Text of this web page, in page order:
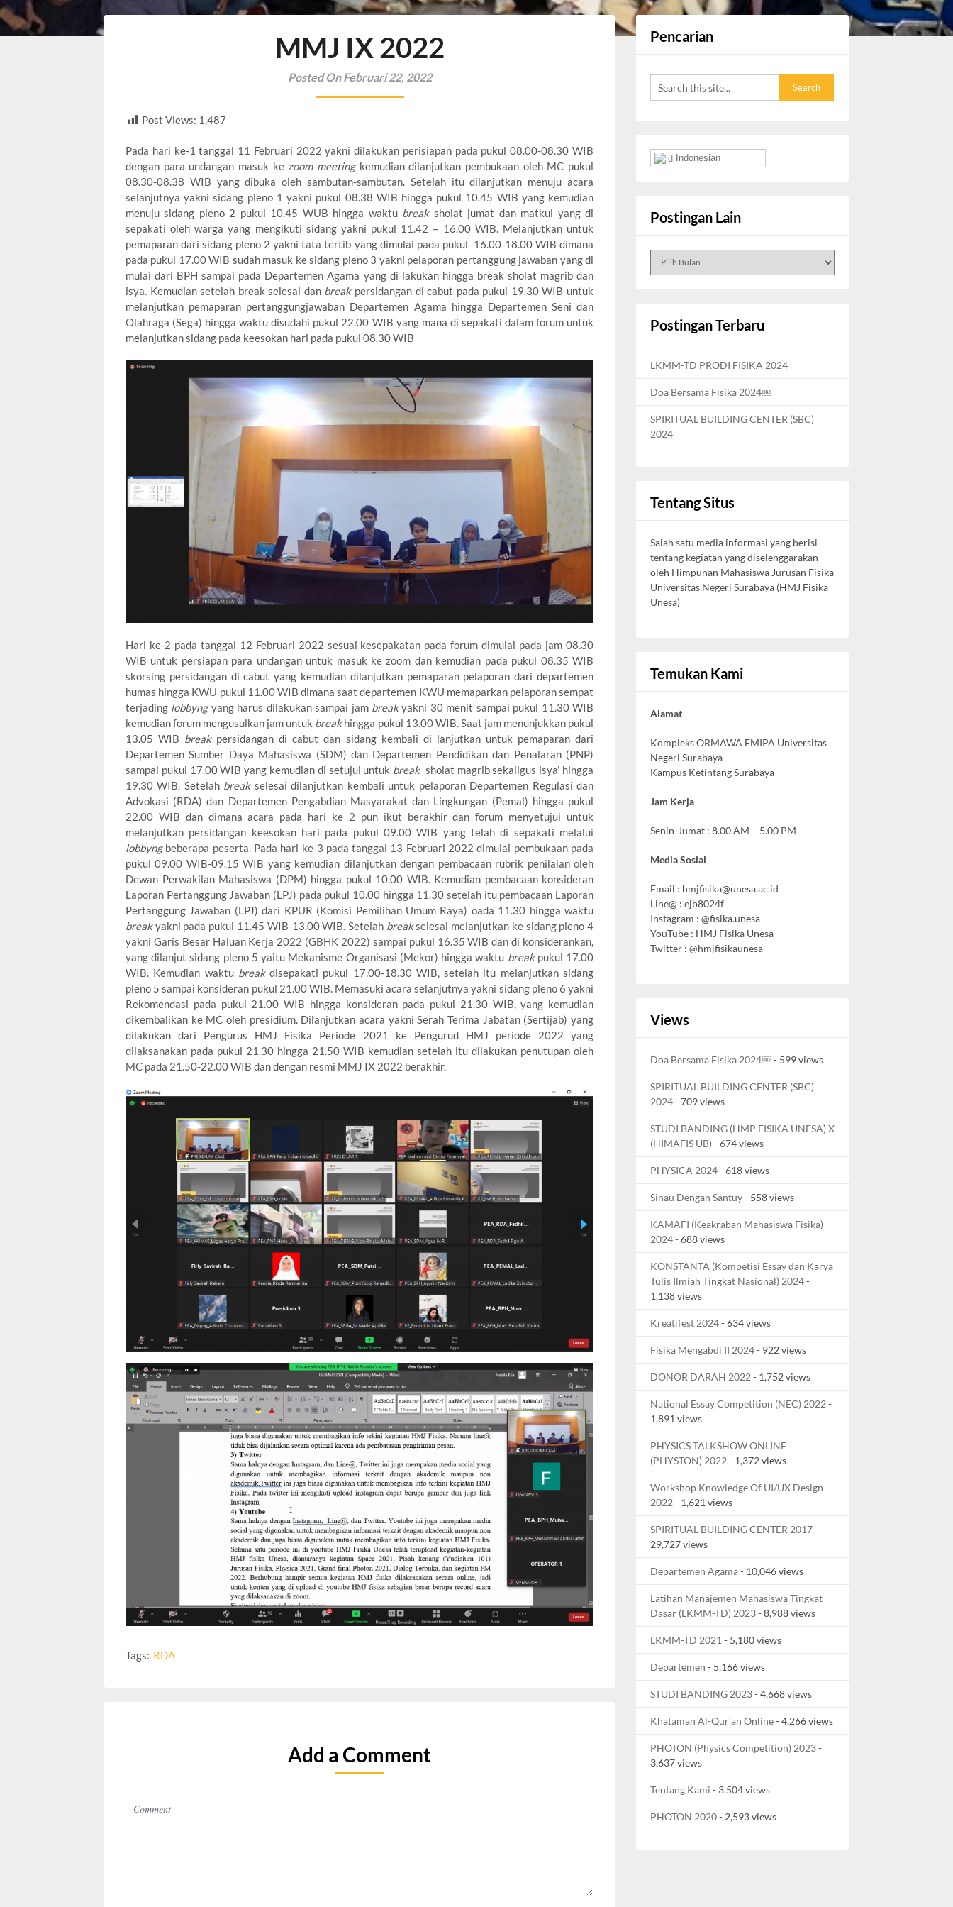
MMJ IX 2022
Posted On Februari 22, 2022
Post Views: 1,487
Pada hari ke-1 tanggal 11 Februari 2022 yakni dilakukan perisiapan pada pukul 08.00-08.30 WIB
dengan para undangan masuk ke zoom meeting kemudian dilanjutkan pembukaan oleh MC pukul
08.30-08.38 WIB yang dibuka oleh sambutan-sambutan. Setelah itu dilanjutkan menuju acara
selanjutnya yakni sidang pleno 1 yakni pukul 08.38 WIB hingga pukul 10.45 WIB yang kemudian
menuju sidang pleno 2 pukul 10.45 WUB hingga waktu break sholat jumat dan matkul yang di
sepakati oleh warga yang mengikuti sidang yakni pukul 11.42 – 16.00 WIB. Melanjutkan untuk
pemaparan dari sidang pleno 2 yakni tata tertib yang dimulai pada pukul 16.00-18.00 WIB dimana
pada pukul 17.00 WIB sudah masuk ke sidang pleno 3 yakni pelaporan pertanggung jawaban yang di
mulai dari BPH sampai pada Departemen Agama yang di lakukan hingga break sholat magrib dan
isya. Kemudian setelah break selesai dan breakpersidangan di cabut pada pukul 19.30 WIB untuk
melanjutkan pemaparan pertanggungjawaban Departemen Agama hingga Departemen Seni dan
Olahraga (Sega) hingga waktu disudahi pukul 22.00 WIB yang mana di sepakati dalam forum untuk
melanjutkan sidang pada keesokan hari pada pukul 08.30 WIB
Hari ke-2 pada tanggal 12 Februari 2022 sesuai kesepakatan pada forum dimulai pada jam 08.30
WIB untuk persiapan para undangan untuk masuk ke zoom dan kemudian pada pukul 08.35 WIB
skorsing persidangan di cabut yang kemudian dilanjutkan pemaparan pelaporan dari departemen
humas hingga KWU pukul 11.00 WIB dimana saat departemen KWU memaparkan pelaporan sempat
terjading lobbyng yang harus dilakukan sampai jam breakyakni 30 menit sampai pukul 11.30 WIB
kemudian forum mengusulkan jam untuk breakhingga pukul 13.00 WIB. Saat jam menunjukkan pukul
13.05 WIB breakpersidangan di cabut dan sidang kembali di lanjutkan untuk pemaparan dari
Departemen Sumber Daya Mahasiswa (SDM) dan Departemen Pendidikan dan Penalaran (PNP)
sampai pukul 17.00 WIB yang kemudian di setujui untuk break sholat magrib sekaligus isya’ hingga
19.30 WIB. Setelah breakselesai dilanjutkan kembali untuk pelaporan Departemen Regulasi dan
Advokasi (RDA) dan Departemen Pengabdian Masyarakat dan Lingkungan (Pemal) hingga pukul
22.00 WIB dan dimana acara pada hari ke 2 pun ikut berakhir dan forum menyetujui untuk
melanjutkan persidangan keesokan hari pada pukul 09.00 WIB yang telah di sepakati melalui
lobbyng beberapa peserta. Pada hari ke-3 pada tanggal 13 Februari 2022 dimulai pembukaan pada
pukul 09.00 WIB-09.15 WIB yang kemudian dilanjutkan dengan pembacaan rubrik penilaian oleh
Dewan Perwakilan Mahasiswa (DPM) hingga pukul 10.00 WIB. Kemudian pembacaan konsideran
Laporan Pertanggung Jawaban (LPJ) pada pukul 10.00 hingga 11.30 setelah itu pembacaan Laporan
Pertanggung Jawaban (LPJ) dari KPUR (Komisi Pemilihan Umum Raya) oada 11.30 hingga waktu
breakyakni pada pukul 11.45 WIB-13.00 WIB. Setelah breakselesai melanjutkan ke sidang pleno 4
yakni Garis Besar Haluan Kerja 2022 (GBHK 2022) sampai pukul 16.35 WIB dan di konsiderankan,
yang dilanjut sidang pleno 5 yaitu Mekanisme Organisasi (Mekor) hingga waktu breakpukul 17.00
WIB. Kemudian waktu breakdisepakati pukul 17.00-18.30 WIB, setelah itu melanjutkan sidang
pleno 5 sampai konsideran pukul 21.00 WIB. Memasuki acara selanjutnya yakni sidang pleno 6 yakni
Rekomendasi pada pukul 21.00 WIB hingga konsideran pada pukul 21.30 WIB, yang kemudian
dikembalikan ke MC oleh presidium. Dilanjutkan acara yakni Serah Terima Jabatan (Sertijab) yang
dilakukan dari Pengurus HMJ Fisika Periode 2021 ke Pengurud HMJ periode 2022 yang
dilaksanakan pada pukul 21.30 hingga 21.50 WIB kemudian setelah itu dilakukan penutupan oleh
MC pada 21.50-22.00 WIB dan dengan resmi MMJ IX 2022 berakhir.
Tags: RDA
Add a Comment
Pencarian
Indonesian
Postingan Lain
Postingan
Postingan Terbaru
LKMM-TD PRODI FISIKA 2024
Doa Bersama Fisika 2024￼
SPIRITUAL BUILDING CENTER (SBC)
2024
Tentang Situs
Salah satu media informasi yang berisi
tentang kegiatan yang diselenggarakan
oleh Himpunan Mahasiswa Jurusan Fisika
Universitas Negeri Surabaya (HMJ Fisika
Unesa)
Temukan Kami
Alamat
Kompleks ORMAWA FMIPA Universitas
Negeri Surabaya
Kampus Ketintang Surabaya
Jam Kerja
Senin-Jumat : 8.00 AM – 5.00 PM
Media Sosial
Email : hmjfisika@unesa.ac.id
Line@ : ejb8024f
Instagram : @fisika.unesa
YouTube : HMJ Fisika Unesa
Twitter : @hmjfisikaunesa
Views
Doa Bersama Fisika 2024￼- 599 views
SPIRITUAL BUILDING CENTER (SBC)
2024- 709 views
STUDI BANDING (HMP FISIKA UNESA) X
(HIMAFIS UB) - 674 views
PHYSICA 2024- 618 views
Sinau Dengan Santuy- 558 views
KAMAFI (Keakraban Mahasiswa Fisika)
2024- 688 views
KONSTANTA (Kompetisi Essay dan Karya
Tulis Ilmiah Tingkat Nasional) 2024-
1,138 views
Kreatifest 2024- 634 views
Fisika Mengabdi II 2024- 922 views
DONOR DARAH 2022 - 1,752 views
National Essay Competition (NEC) 2022 -
1,891 views
PHYSICS TALKSHOW ONLINE
(PHYSTON) 2022 - 1,372 views
Workshop Knowledge Of UI/UX Design
2022 - 1,621 views
SPIRITUAL BUILDING CENTER 2017-
29,727 views
Departemen Agama- 10,046 views
Latihan Manajemen Mahasiswa Tingkat
Dasar (LKMM-TD) 2023- 8,988 views
LKMM-TD 2021 - 5,180 views
Departemen - 5,166 views
STUDI BANDING 2023- 4,668 views
Khataman Al-Qur’an Online- 4,266 views
PHOTON (Physics Competition) 2023-
3,637 views
Tentang Kami - 3,504 views
PHOTON 2020- 2,593 views